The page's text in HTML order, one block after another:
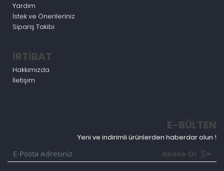
Yardım
İstek ve Önerileriniz
Sipariş Takibi
İRTİBAT
Hakkımızda
İletişim
E-BÜLTEN
Yeni ve indirimli ürünlerden haberdar olun !
Abone Ol